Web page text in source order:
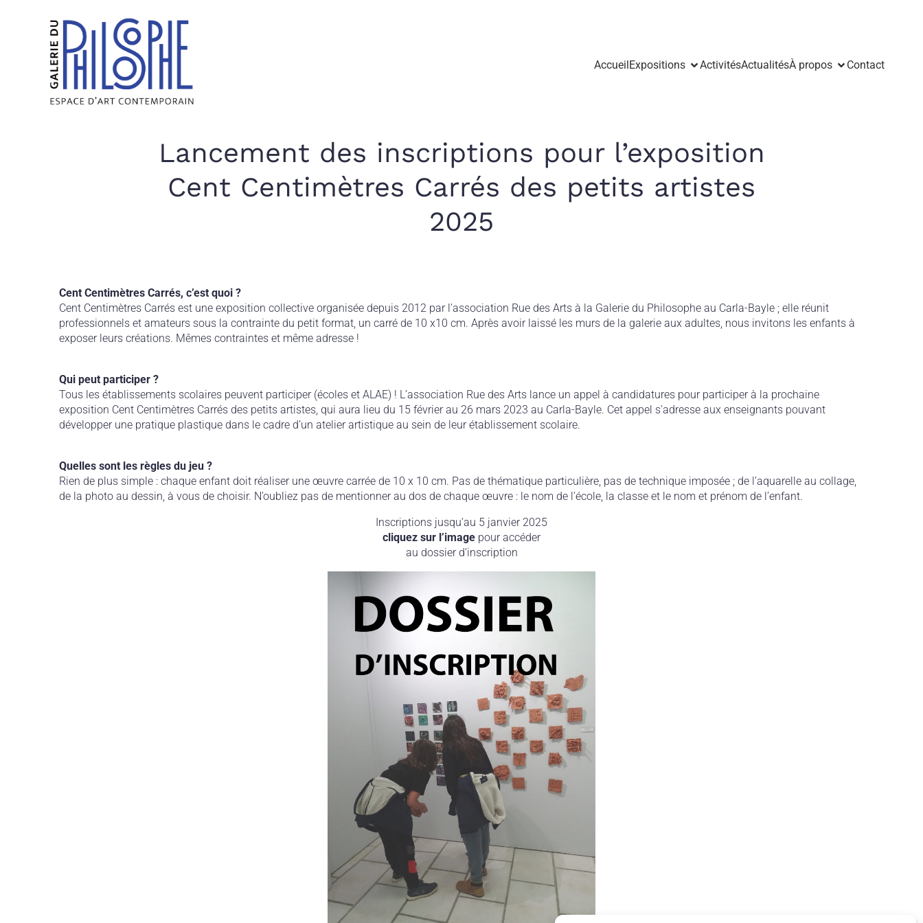
AccueilExpositions ActivitésActualitésÀ propos Contact
Lancement des inscriptions pour l’exposition
Cent Centimètres Carrés des petits artistes
2025
Cent Centimètres Carrés, c’est quoi ?
Cent Centimètres Carrés est une exposition collective organisée depuis 2012 par l’association Rue des Arts à la Galerie du Philosophe au Carla-Bayle ; elle réunit
professionnels et amateurs sous la contrainte du petit format, un carré de 10 x10 cm. Après avoir laissé les murs de la galerie aux adultes, nous invitons les enfants à
exposer leurs créations. Mêmes contraintes et même adresse !
Qui peut participer ?
Tous les établissements scolaires peuvent participer (écoles et ALAE) ! L’association Rue des Arts lance un appel à candidatures pour participer à la prochaine
exposition Cent Centimètres Carrés des petits artistes, qui aura lieu du 15 février au 26 mars 2023 au Carla-Bayle. Cet appel s’adresse aux enseignants pouvant
développer une pratique plastique dans le cadre d’un atelier artistique au sein de leur établissement scolaire.
Quelles sont les règles du jeu ?
Rien de plus simple : chaque enfant doit réaliser une œuvre carrée de 10 x 10 cm. Pas de thématique particulière, pas de technique imposée ; de l’aquarelle au collage,
de la photo au dessin, à vous de choisir. N’oubliez pas de mentionner au dos de chaque œuvre : le nom de l’école, la classe et le nom et prénom de l’enfant.
Inscriptions jusqu’au 5 janvier 2025
cliquez sur l’image pour accéder
au dossier d’inscription